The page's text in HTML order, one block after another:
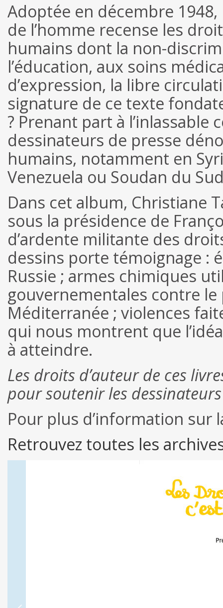
Adoptée en décembre
de l’homme recense les
humains dont la non-
l’éducation, aux soins
d’expression, la libre
signature de ce texte
? Prenant part à
dessinateurs de presse
humains, notamment en
Venezuela ou Soudan du
Dans cet album, Christiane
sous la présidence de
d’ardente militante des
dessins porte témoignage :
Russie ; armes chimiques
gouvernementales contre
Méditerranée ; violences
qui nous montrent que
à atteindre.
Les droits d’auteur de ces
pour soutenir les
Pour plus d’information sur
Retrouvez toutes les